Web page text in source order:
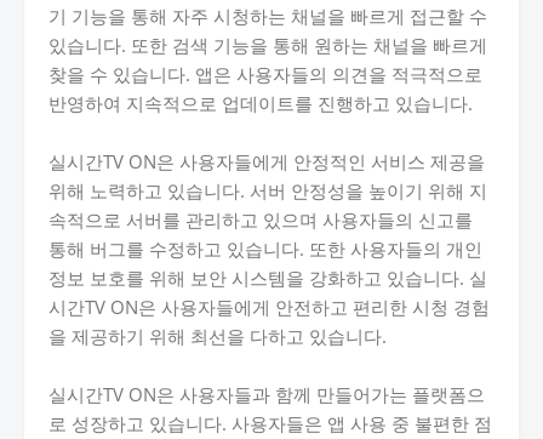
기 기능을 통해 자주 시청하는 채널을 빠르게 접근할 수
있습니다. 또한 검색 기능을 통해 원하는 채널을 빠르게
찾을 수 있습니다. 앱은 사용자들의 의견을 적극적으로
반영하여 지속적으로 업데이트를 진행하고 있습니다.
실시간TV ON은 사용자들에게 안정적인 서비스 제공을
위해 노력하고 있습니다. 서버 안정성을 높이기 위해 지
속적으로 서버를 관리하고 있으며 사용자들의 신고를
통해 버그를 수정하고 있습니다. 또한 사용자들의 개인
정보 보호를 위해 보안 시스템을 강화하고 있습니다. 실
시간TV ON은 사용자들에게 안전하고 편리한 시청 경험
을 제공하기 위해 최선을 다하고 있습니다.
실시간TV ON은 사용자들과 함께 만들어가는 플랫폼으
로 성장하고 있습니다. 사용자들은 앱 사용 중 불편한 점